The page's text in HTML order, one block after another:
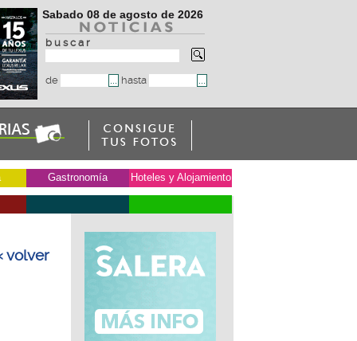
Sabado 08 de agosto de 2026
b u s c a r
de hasta
Gastronomía Hoteles y Alojamiento
volver